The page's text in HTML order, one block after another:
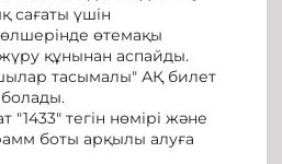
сағаты үшін
өтемақы
құнынан аспайды.
тасымалы" АҚ билет
"1433" тегін нөмірі және
боты арқылы алуға